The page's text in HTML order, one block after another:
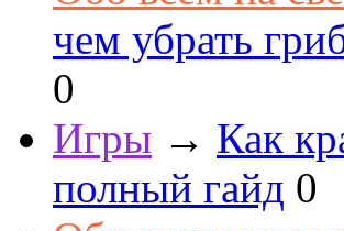
чем убрать
0
Игры → Как
полный гайд 0